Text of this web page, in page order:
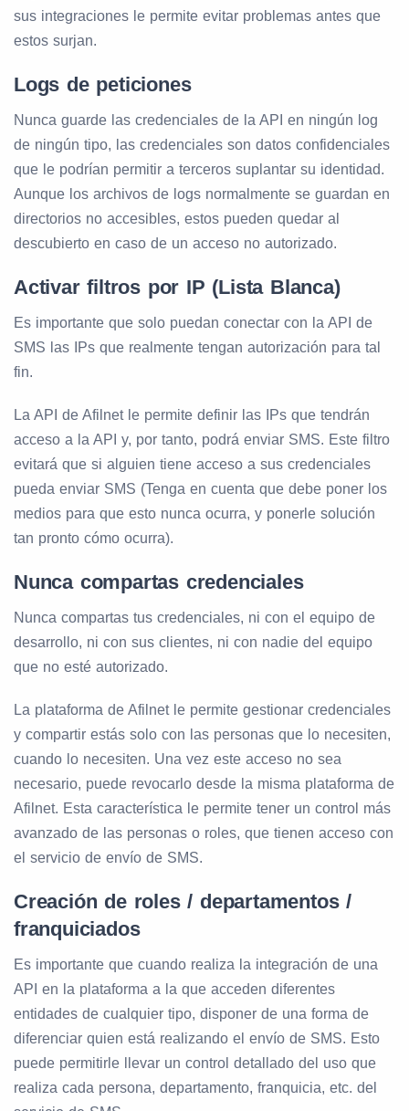
sus integraciones le permite evitar problemas antes que
estos surjan.
Logs de peticiones
Nunca guarde las credenciales de la API en ningún log
de ningún tipo, las credenciales son datos confidenciales
que le podrían permitir a terceros suplantar su identidad.
Aunque los archivos de logs normalmente se guardan en
directorios no accesibles, estos pueden quedar al
descubierto en caso de un acceso no autorizado.
Activar filtros por IP (Lista Blanca)
Es importante que solo puedan conectar con la API de
SMS las IPs que realmente tengan autorización para tal
fin.
La API de Afilnet le permite definir las IPs que tendrán
acceso a la API y, por tanto, podrá enviar SMS. Este filtro
evitará que si alguien tiene acceso a sus credenciales
pueda enviar SMS (Tenga en cuenta que debe poner los
medios para que esto nunca ocurra, y ponerle solución
tan pronto cómo ocurra).
Nunca compartas credenciales
Nunca compartas tus credenciales, ni con el equipo de
desarrollo, ni con sus clientes, ni con nadie del equipo
que no esté autorizado.
La plataforma de Afilnet le permite gestionar credenciales
y compartir estás solo con las personas que lo necesiten,
cuando lo necesiten. Una vez este acceso no sea
necesario, puede revocarlo desde la misma plataforma de
Afilnet. Esta característica le permite tener un control más
avanzado de las personas o roles, que tienen acceso con
el servicio de envío de SMS.
Creación de roles / departamentos /
franquiciados
Es importante que cuando realiza la integración de una
API en la plataforma a la que acceden diferentes
entidades de cualquier tipo, disponer de una forma de
diferenciar quien está realizando el envío de SMS. Esto
puede permitirle llevar un control detallado del uso que
realiza cada persona, departamento, franquicia, etc. del